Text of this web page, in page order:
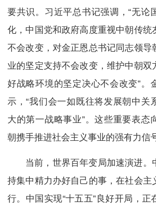
要共识。习近平总书记强调，“无论
化，中国党和政府高度重视中朝传统
不会改变，对金正恩总书记同志领导
业的坚定支持不会改变，维护中朝双
好战略环境的坚定决心不会改变”。
示，“我们会一如既往将发展朝中关
大的第一战略事业”。这些重要表态
朝携手推进社会主义事业的强有力信
当前，世界百年变局加速演进。
持集中精力办好自己的事，在社会主
行。中国实现“十五五”良好开局，正